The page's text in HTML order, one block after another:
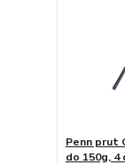
Penn prut
do 150g, 4